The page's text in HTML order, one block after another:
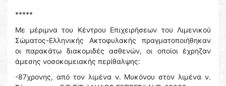
*****
Με μέριμνα του Κέντρου Επιχειρήσεων του Λιμενικού
Σώματος-Ελληνικής Ακτοφυλακής πραγματοποιήθηκαν
οι παρακάτω διακομιδές ασθενών, οι οποίοι έχρηζαν
άμεσης νοσοκομειακής περίθαλψης:
-87χρονης, από τον λιμένα ν. Μυκόνου στον λιμένα ν.